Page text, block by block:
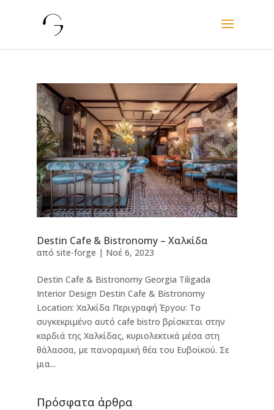
Destin Cafe & Bistronomy – Χαλκίδα
από site-forge | Νοέ 6, 2023
Destin Cafe & Bistronomy Georgia Tiligada
Interior Design Destin Cafe & Bistronomy
Location: Χαλκίδα Περιγραφή Έργου: Το
συγκεκριμένο αυτό cafe bistro βρίσκεται στην
καρδιά της Χαλκίδας, κυριολεκτικά μέσα στη
θάλασσα, με πανοραμική θέα του Ευβοϊκού. Σε
μια...
Πρόσφατα άρθρα